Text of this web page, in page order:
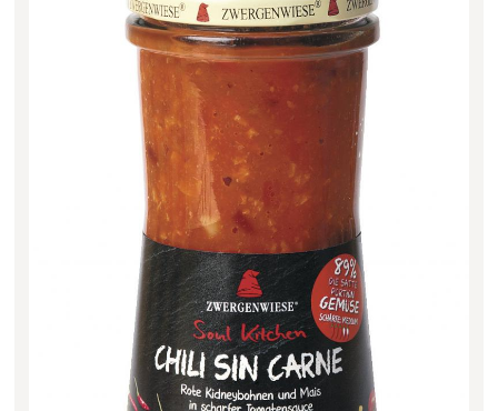
Hofladen Hoffelner Detail
Kuglbauer - Familie Bischof Detail
La Toscana Anita Wolf e.U. Detail
Söllradls Naturkostladen Detail
Stiftsgärtnerei Detail
Weinkellerei Stift
Kremsmünster
Detail
KATEGORIE
Filter zurücksetzen